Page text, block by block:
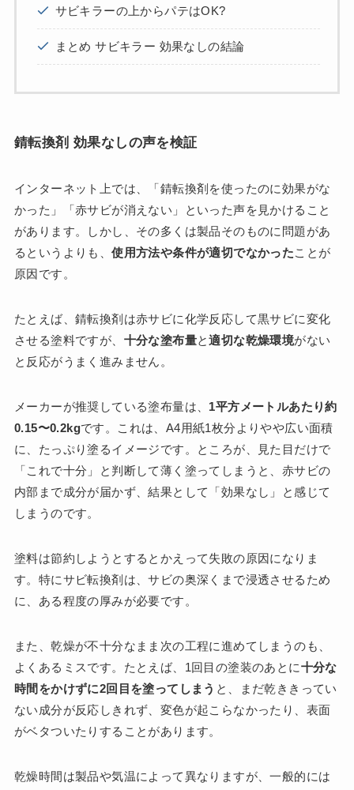
サビキラーの上からパテはOK?
まとめ サビキラー 効果なしの結論
錆転換剤 効果なしの声を検証
インターネット上では、「錆転換剤を使ったのに効果がな
かった」「赤サビが消えない」といった声を見かけること
があります。しかし、その多くは製品そのものに問題があ
るというよりも、使用方法や条件が適切でなかったことが
原因です。
たとえば、錆転換剤は赤サビに化学反応して黒サビに変化
させる塗料ですが、 十分な塗布量と適切な乾燥環境がない
と反応がうまく進みません。
メーカーが推奨している塗布量は、 1平方メートルあたり約
0.15〜0.2kgです。これは、A4用紙1枚分よりやや広い面積
に、たっぷり塗るイメージです。ところが、見た目だけで
「これで十分」と判断して薄く塗ってしまうと、赤サビの
内部まで成分が届かず、結果として「効果なし」と感じて
しまうのです。
塗料は節約しようとするとかえって失敗の原因になりま
す。特にサビ転換剤は、サビの奥深くまで浸透させるため
に、ある程度の厚みが必要です。
また、乾燥が不十分なまま次の工程に進めてしまうのも、
よくあるミスです。たとえば、1回目の塗装のあとに十分な
時間をかけずに2回目を塗ってしまう と、まだ乾ききってい
ない成分が反応しきれず、変色が起こらなかったり、表面
がベタついたりすることがあります。
乾燥時間は製品や気温によって異なりますが、一般的には